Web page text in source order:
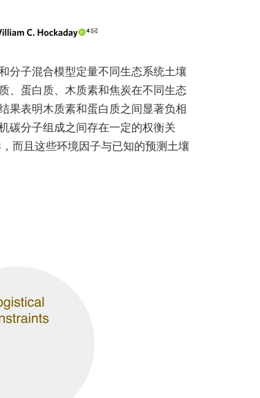
分子混合模型定量不同生态系统土壤
、蛋白质、木质素和焦炭在不同生态
果表明木质素和蛋白质之间显著负相
碳分子组成之间存在一定的权衡关
而且这些环境因子与已知的预测土壤